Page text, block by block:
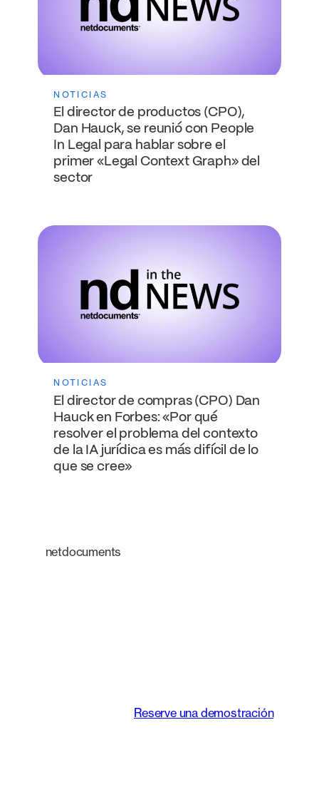
NOTICIAS
El director de productos (CPO),
Dan Hauck, se reunió con People
In Legal para hablar sobre el
primer «Legal Context Graph» del
sector
NOTICIAS
El director de compras (CPO) Dan
Hauck en Forbes: «Por qué
resolver el problema del contexto
de la IA jurídica es más difícil de lo
que se cree»
netdocuments
Reserve una demostración